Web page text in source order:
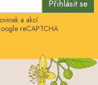
Přihlásit se
a akcí
reCAPTCHA